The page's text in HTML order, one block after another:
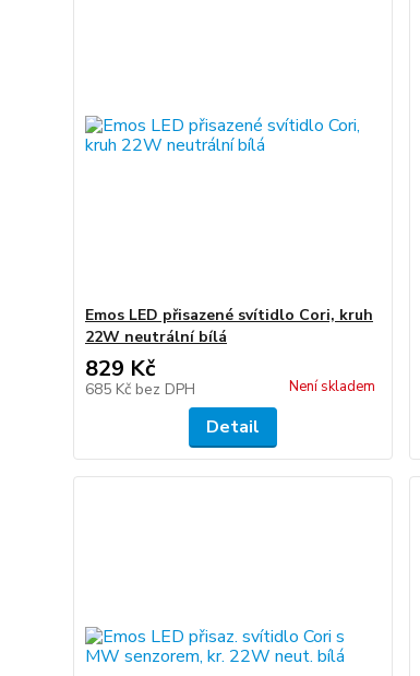
Emos LED přisazené svítidlo Cori, kruh
22W neutrální bílá
829 Kč
685 Kč bez DPH Není skladem
Detail